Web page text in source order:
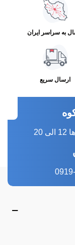
به سراسر ایران
ارسال سریع